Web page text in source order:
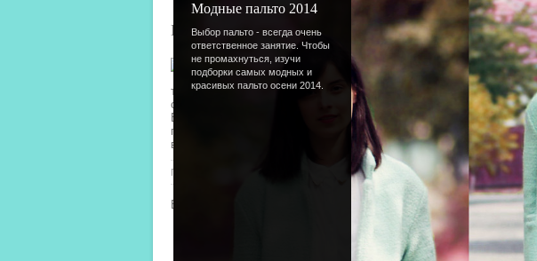
Модные пальто 2014
Выбор пальто - всегда очень
ответственное занятие. Чтобы
не промахнуться, изучи
подборки самых модных и
красивых пальто осени 2014.
Конкурс на самую романтическую фотографию
За окном еще бушуют январские морозы, но на душе уже
Всех Влюбленных!:) Когда, как не сейчас, вспоминать о
том, как рассказать в изображении о чувствах. Если ты
стремишься увлечься), наш новыйфотоконкурс
- для тебя.
Вооружайся камерой и ищи вокруг сюжеты. Присутствие людей
придумаешь что-то на тему любви без использования живых
влюбленных друзей, их присутствие в кадре не возбраняется.;)
Просмотров Рейтинг
Всего комментариев
Добавлять комментарии могут только
[
Регистрация|Вход